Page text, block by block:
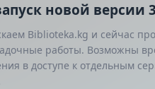
новой версии
Biblioteka.kg и сейчас
работы. Возможны
в доступе к отдельным